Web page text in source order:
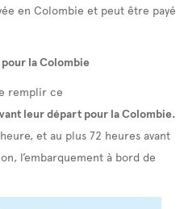
en Colombie et peut être payé
la Colombie
remplir ce
leur départ pour la Colombie.
et au plus 72 heures avant
l’embarquement à bord de